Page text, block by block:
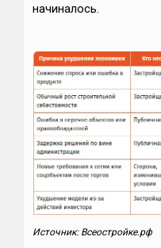
начиналось.
Источник: Всeостройке.pф